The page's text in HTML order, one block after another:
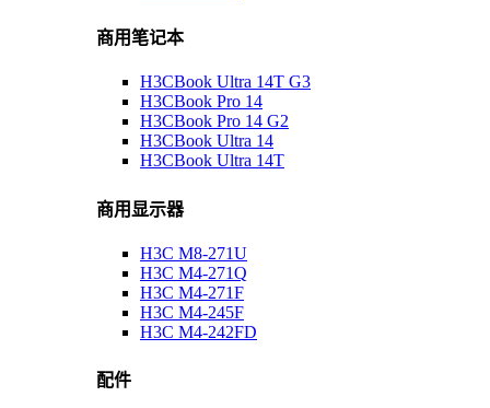
商用笔记本
H3CBook Ultra 14T G3
H3CBook Pro 14
H3CBook Pro 14 G2
H3CBook Ultra 14
H3CBook Ultra 14T
商用显示器
H3C M8-271U
H3C M4-271Q
H3C M4-271F
H3C M4-245F
H3C M4-242FD
配件